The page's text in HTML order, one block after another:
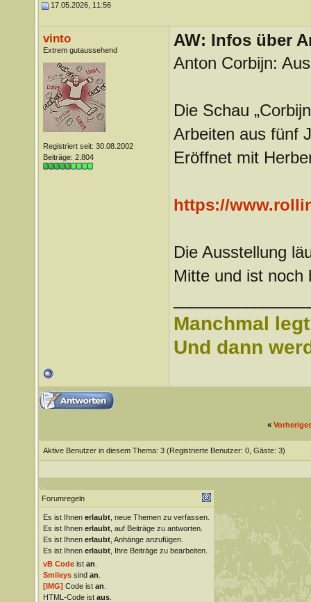
17.05.2026, 11:56
vinto
Extrem gutaussehend
Registriert seit: 30.08.2002
Beiträge: 2.804
AW: Infos über
Anton Corbijn:
Die Schau
Arbeiten aus fünf
Eröffnet mit
https://
Die Ausstellung
Mitte und ist noch
Manchmal
Und dann
«
Aktive Benutzer in diesem Thema: 3 (Registrierte Benutzer: 0, Gäste: 3)
Forumregeln
Es ist Ihnen erlaubt, neue Themen zu verfassen.
Es ist Ihnen erlaubt, auf Beiträge zu antworten.
Es ist Ihnen erlaubt, Anhänge anzufügen.
Es ist Ihnen erlaubt, Ihre Beiträge zu bearbeiten.
vB Codeist an
Smileyssind an
[IMG] Code ist an
HTML-Code ist aus.